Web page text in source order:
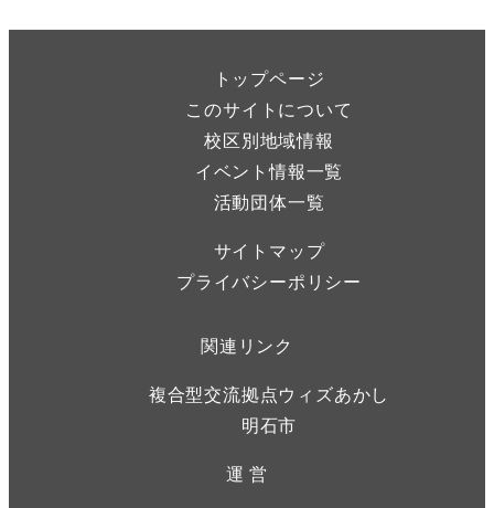
トップページ
このサイトについて
校区別地域情報
イベント情報一覧
活動団体一覧
サイトマップ
プライバシーポリシー
関連リンク
複合型交流拠点ウィズあかし
明石市
運 営